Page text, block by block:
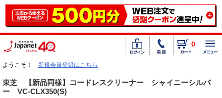
0
ようこそ！ 新規会員登録はこちら
東芝 【新品同様】コードレスクリーナー シャイニーシルバ
ー VC-CLX350(S)